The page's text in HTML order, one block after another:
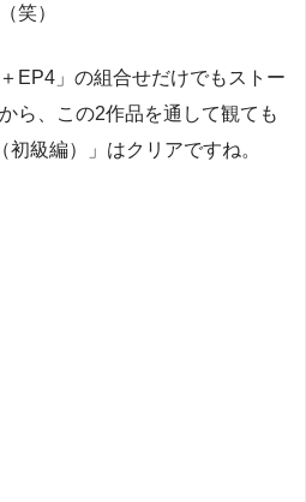
笑）
EP4」の組合せだけでもストー
ら、この2作品を通して観ても
級編）」はクリアですね。